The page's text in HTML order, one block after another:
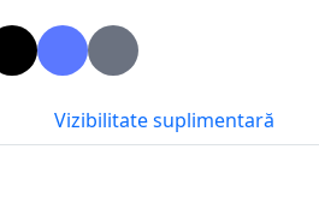
Vizibilitate suplimentară